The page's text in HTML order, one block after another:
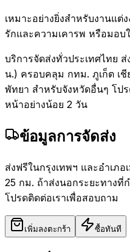
เหมาะอย่างยิ่งสำหรับงานแ
รักและความเคารพ หรือมอ
บริการจัดส่งทั่วประเทศไทย
น.) ครอบคลุม กทม. ภูเก็ต เ
พัทยา สำหรับจังหวัดอื่นๆ โป
หน้าอย่างน้อย 2 วัน
ข้อมูลการจัดส่ง
ส่งฟรีในกรุงเทพฯ และอำเภ
25 กม. ถ้าส่งนอกระยะทางที่
โปรดติดต่อเราเพื่อสอบถาม
เพิ่มลงตะกร้า ซื้อทันที